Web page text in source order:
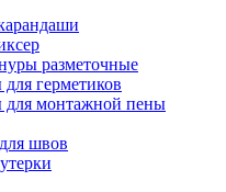
разметочные
герметиков
для монтажной пены
швов